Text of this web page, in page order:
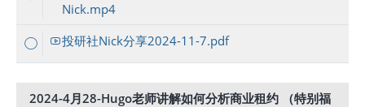
Nick.mp4
投研社Nick分享2024-11-7.pdf
2024-4月28-Hugo老师讲解如何分析商业租约 （特别福